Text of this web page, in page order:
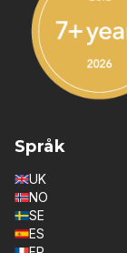
Språk
UK
NO
SE
ES